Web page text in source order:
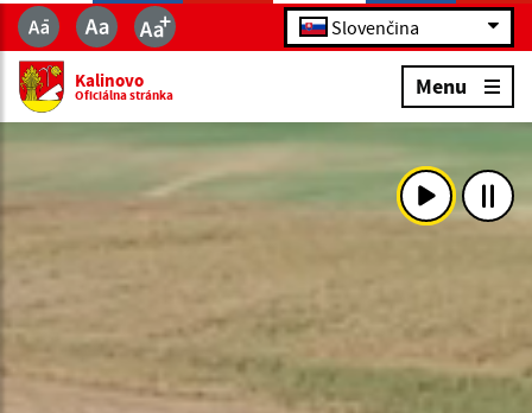
Slovenčina
Kalinovo
Oficiálna stránka Menu